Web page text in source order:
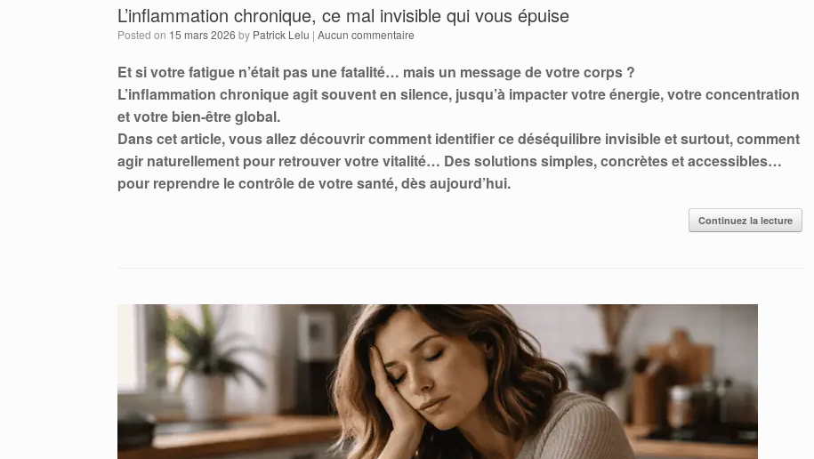
L’inflammation chronique, ce mal invisible qui vous épuise
Posted on 15 mars 2026 by Patrick Lelu | Aucun commentaire
Et si votre fatigue n’était pas une fatalité… mais un message de votre corps ?
L’inflammation chronique agit souvent en silence, jusqu’à impacter votre énergie, votre concentration
et votre bien-être global.
Dans cet article, vous allez découvrir comment identifier ce déséquilibre invisible et surtout, comment
agir naturellement pour retrouver votre vitalité… Des solutions simples, concrètes et accessibles…
pour reprendre le contrôle de votre santé, dès aujourd’hui.
Continuez la lecture